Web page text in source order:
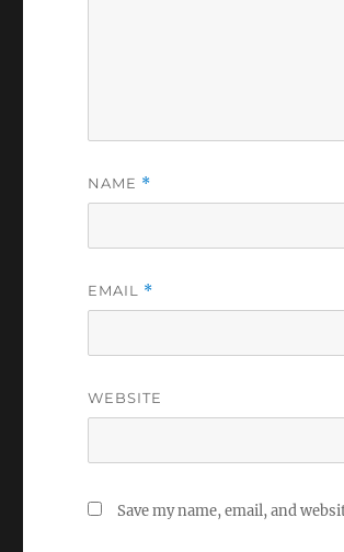
NAME *
EMAIL *
WEBSITE
Save my name, email, and